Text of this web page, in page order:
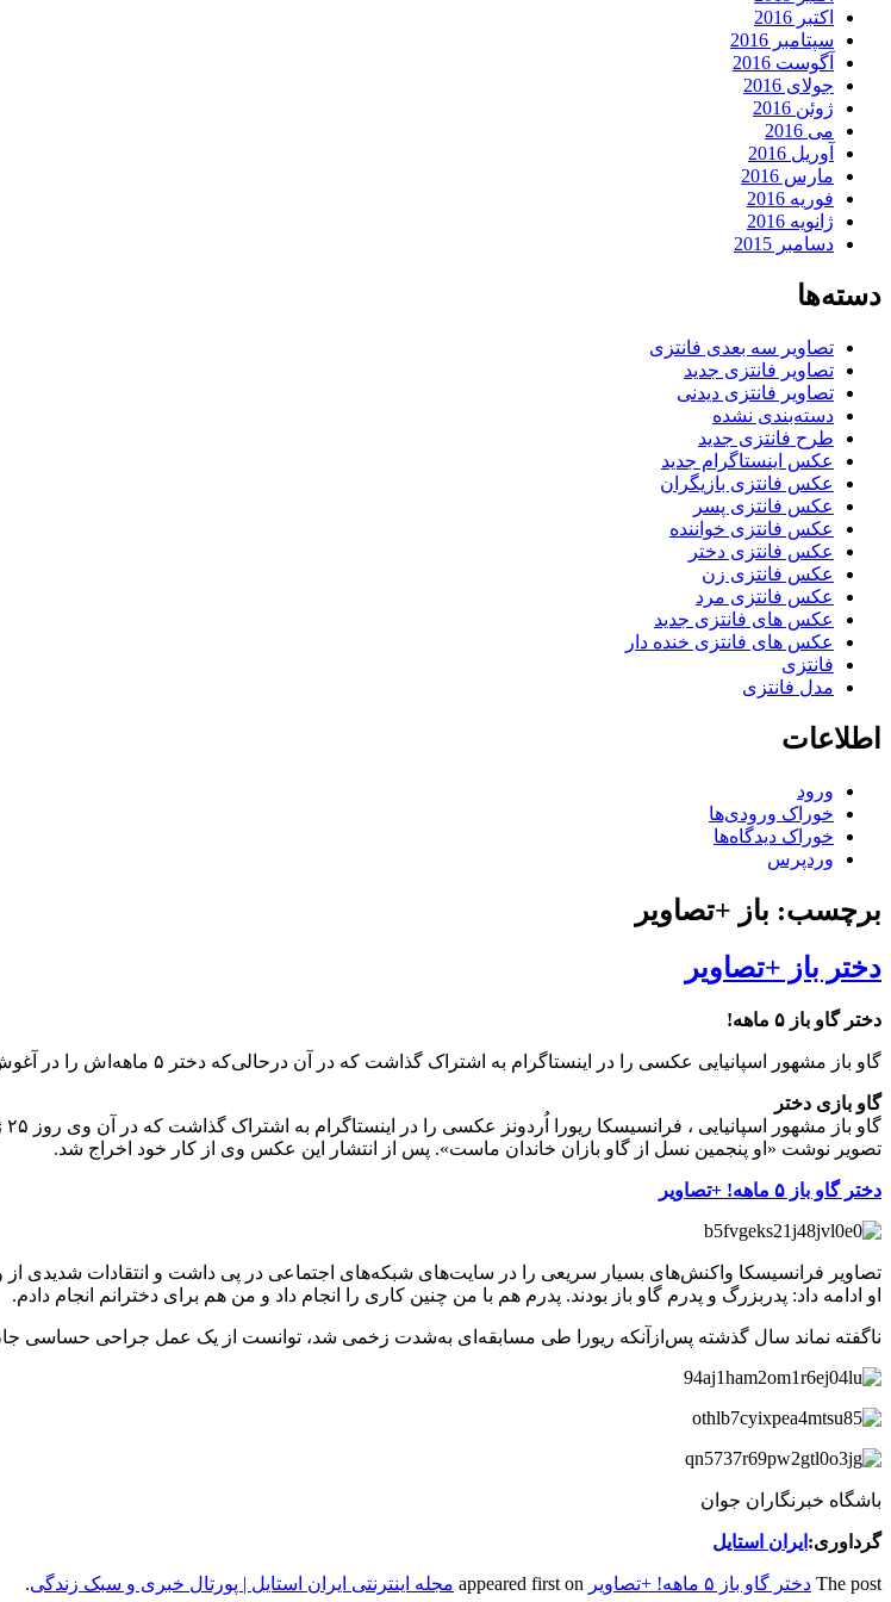
اکتبر 2016
سپتامبر 2016
آگوست 2016
جولای 2016
ژوئن 2016
می 2016
آوریل 2016
مارس 2016
فوریه 2016
ژانویه 2016
دسامبر 2015
دسته‌ها
تصاویر سه بعدی فانتزی
تصاویر فانتزی جدید
تصاویر فانتزی دیدنی
دسته‌بندی نشده
طرح فانتزی جدید
عکس اینستاگرام جدید
عکس فانتزی بازیگران
عکس فانتزی پسر
عکس فانتزی خواننده
عکس فانتزی دختر
عکس فانتزی زن
عکس فانتزی مرد
عکس های فانتزی جدید
عکس های فانتزی خنده دار
فانتزی
مدل فانتزی
اطلاعات
ورود
خوراک ورودی‌ها
خوراک دیدگاه‌ها
وردپرس
برچسب: باز +تصاویر
دختر باز +تصاویر
دختر گاو باز ۵ ماهه!
گاو باز مشهور اسپانیایی عکسی را در اینستاگرام به اشتراک گذاشت که در آن درحالی‌که دختر ۵ ماهه‌اش را در آغوش گرفته است، گاوبازی می‌کند.
گاو بازی دختر
تصویر نوشت «او پنجمین نسل از گاو بازان خاندان ماست». پس از انتشار این عکس وی از کار خود اخراج شد.
دختر گاو باز ۵ ماهه! +تصاویر
تصاویر فرانسیسکا واکنش‌های بسیار سریعی را در سایت‌های شبکه‌های اجتماعی در پی داشت و انتقادات شدیدی
او ادامه داد: پدربزرگ و پدرم گاو باز بودند. پدرم هم با من چنین کاری را انجام داد و من هم برای دخترانم انجام دادم.
ناگفته نماند سال گذشته پس‌ازآنکه ریورا طی مسابقه‌ای به‌شدت زخمی شد، توانست از یک عمل جراحی حساسی جان سالم به درببرد. پدرش نیز سال ۱۹۸۴
باشگاه خبرنگاران جوان
گرداوری: ایران استایل
The post دختر گاو باز ۵ ماهه! +تصاویر مجله اینترنتی ایران استایل | پورتال خبری و سبک زندگی.